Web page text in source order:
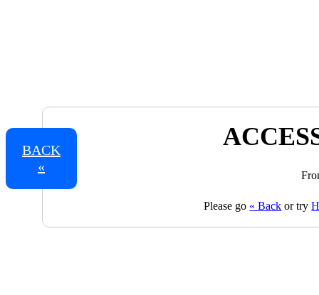
BACK
«
Please go « Back or try